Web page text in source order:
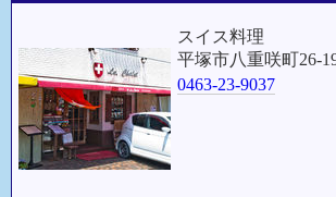
スイス料理
平塚市八重咲町26-
0463-23-9037